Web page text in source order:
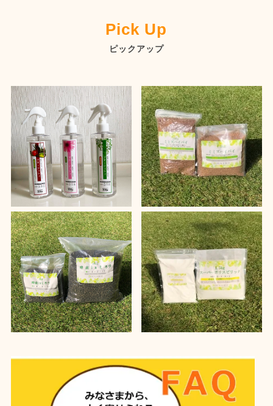
Pick Up
ピックアップ